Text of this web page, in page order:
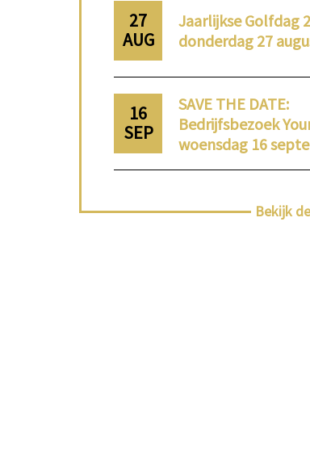
27
AUG
Jaarlijkse Golfdag
donderdag 27
16
SEP
SAVE THE DATE:
Bedrijfsbezoek
woensdag 16
Bekijk